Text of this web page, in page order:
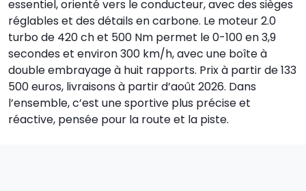
essentiel, orienté vers le conducteur, avec des sièges
réglables et des détails en carbone. Le moteur 2.0
turbo de 420 ch et 500 Nm permet le 0-100 en 3,9
secondes et environ 300 km/h, avec une boîte à
double embrayage à huit rapports. Prix à partir de 133
500 euros, livraisons à partir d’août 2026. Dans
l’ensemble, c’est une sportive plus précise et
réactive, pensée pour la route et la piste.